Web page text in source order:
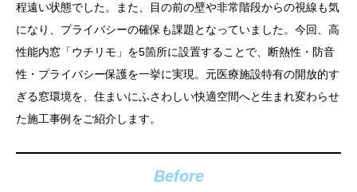
程遠い状態でした。また、目の前の壁や非常階段からの視線も気
になり、プライバシーの確保も課題となっていました。今回、高
性能内窓「ウチリモ」を5箇所に設置することで、断熱性・防音
性・プライバシー保護を一挙に実現。元医療施設特有の開放的す
ぎる窓環境を、住まいにふさわしい快適空間へと生まれ変わらせ
た施工事例をご紹介します。
Before